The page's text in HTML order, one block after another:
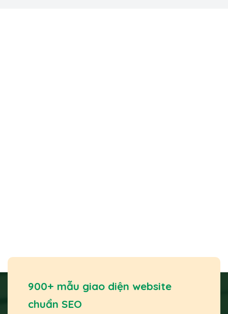
900+ mẫu giao diện website
chuẩn SEO